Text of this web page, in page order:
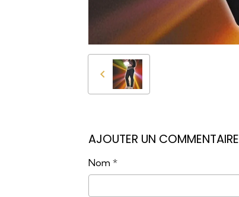
AJOUTER UN COMMENTAIRE
Nom